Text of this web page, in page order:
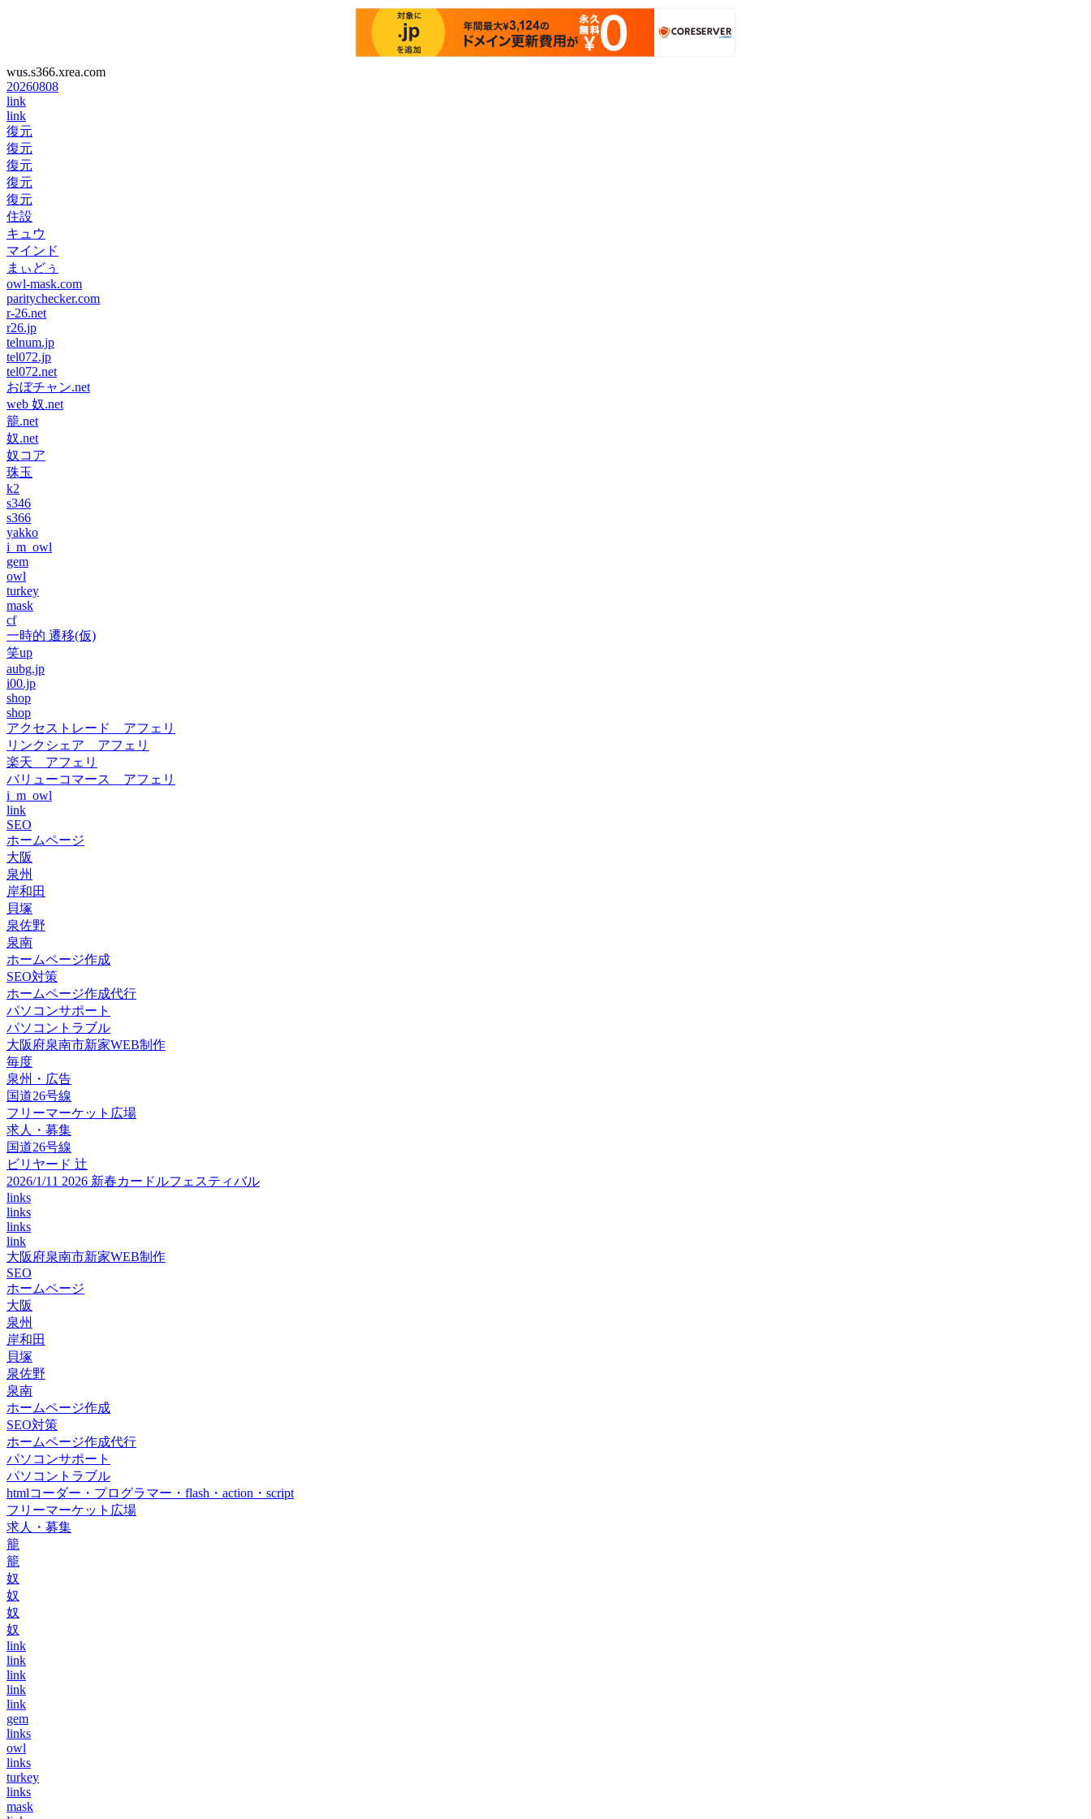
wus.s366.xrea.com
20260808
link
link
復元
復元
復元
復元
復元
住設
キュウ
マインド
まぃどぅ
owl-mask.com
paritychecker.com
r-26.net
r26.jp
telnum.jp
tel072.jp
tel072.net
おぼチャン.net
web 奴.net
籠.net
奴.net
奴コア
珠玉
k2
s346
s366
yakko
i_m_owl
gem
owl
turkey
mask
cf
一時的 遷移(仮)
笑up
aubg.jp
i00.jp
shop
shop
アクセストレード アフェリ
リンクシェア アフェリ
楽天 アフェリ
バリューコマース アフェリ
i_m_owl
link
SEO
ホームページ
大阪
泉州
岸和田
貝塚
泉佐野
泉南
ホームページ作成
SEO対策
ホームページ作成代行
パソコンサポート
パソコントラブル
大阪府泉南市新家WEB制作
毎度
泉州・広告
国道26号線
フリーマーケット広場
求人・募集
国道26号線
ビリヤード 辻
2026/1/11 2026 新春カードルフェスティバル
links
links
links
link
大阪府泉南市新家WEB制作
SEO
ホームページ
大阪
泉州
岸和田
貝塚
泉佐野
泉南
ホームページ作成
SEO対策
ホームページ作成代行
パソコンサポート
パソコントラブル
htmlコーダー・プログラマー・flash・action・script
フリーマーケット広場
求人・募集
籠
籠
奴
奴
奴
奴
link
link
link
link
link
gem
links
owl
links
turkey
links
mask